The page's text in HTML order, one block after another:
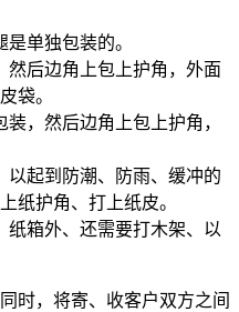
单独包装的。
然后边角上包上护角，外面
袋。
，然后边角上包上护角，
以起到防潮、防雨、缓冲的
纸护角、打上纸皮。
纸箱外、还需要打木架、以
时，将寄、收客户双方之间